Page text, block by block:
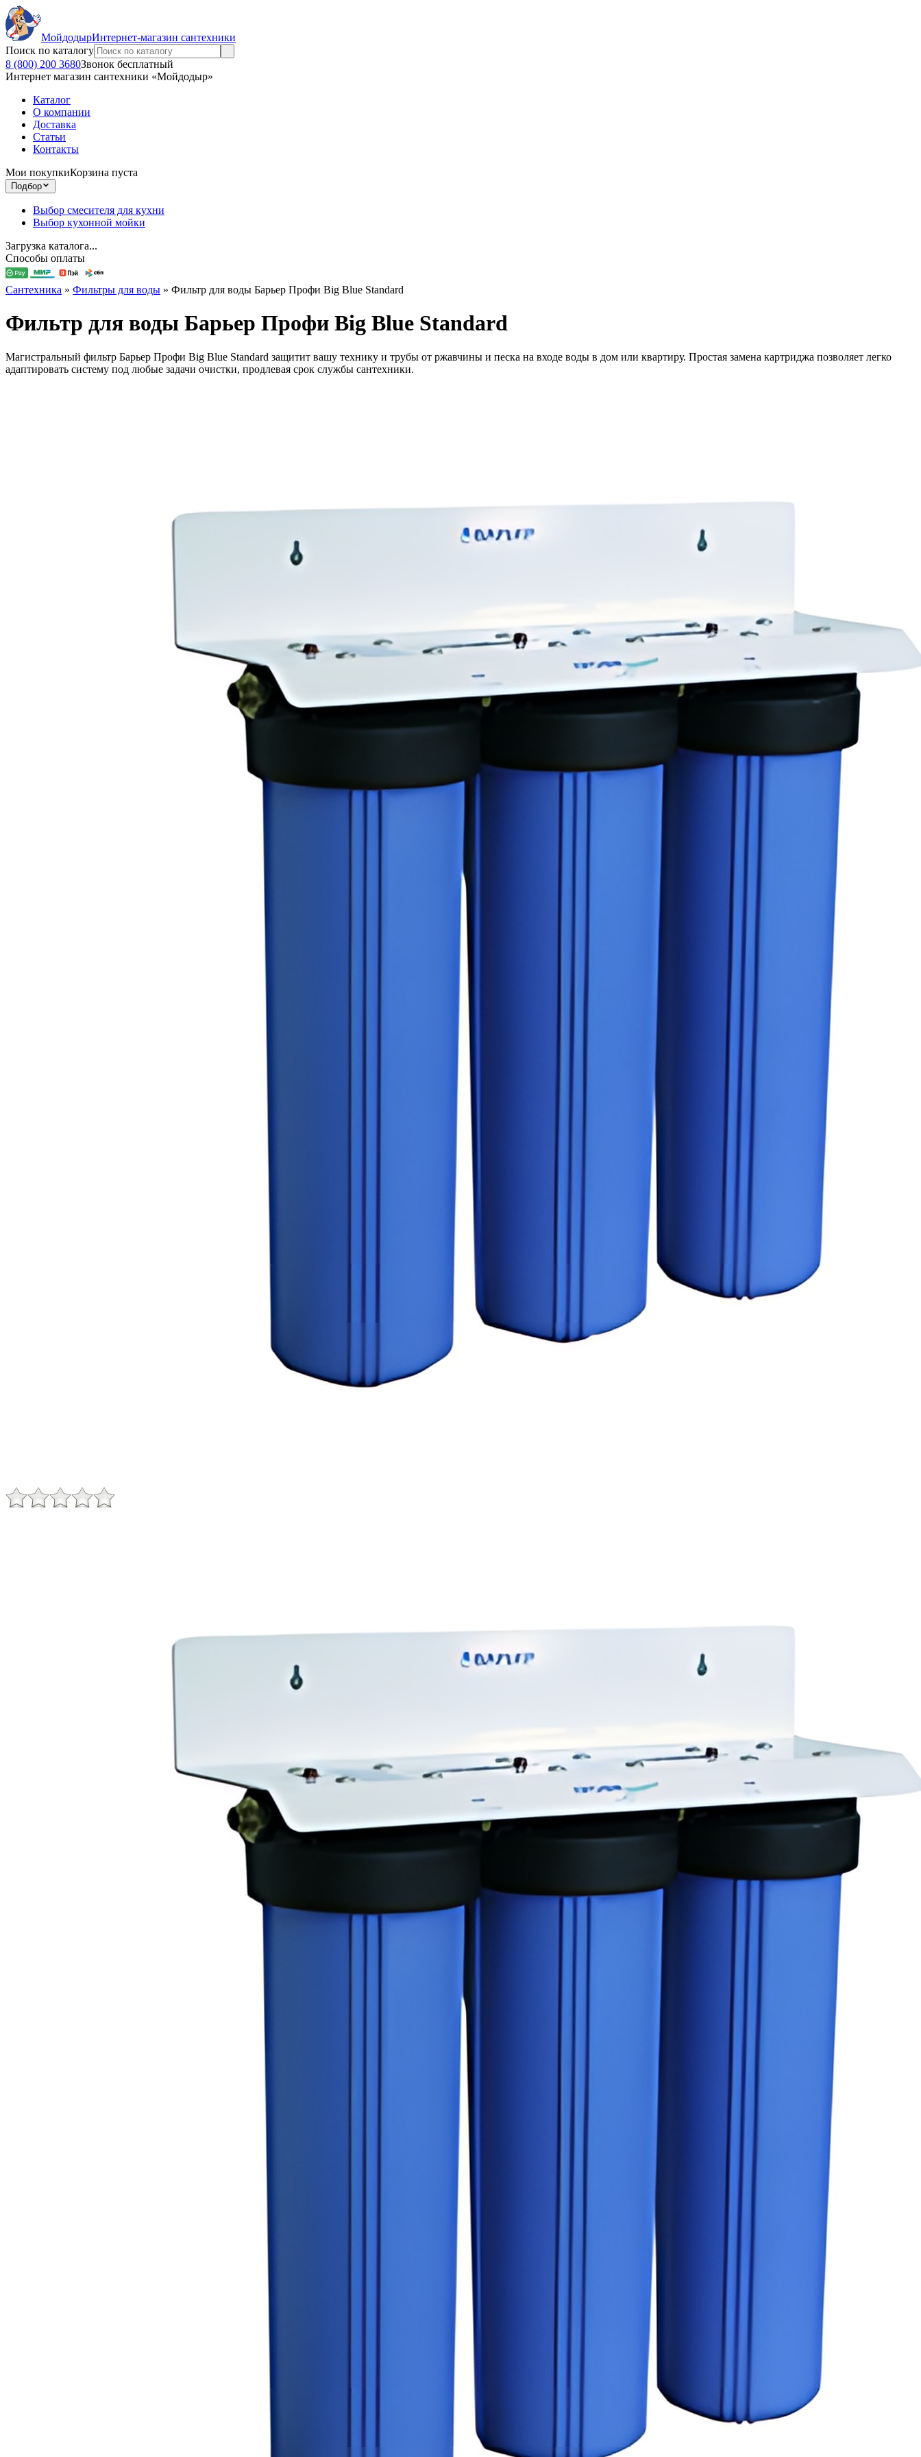
МойдодырИнтернет-магазин сантехники
Поиск по каталогу
8 (800) 200 3680Звонок бесплатный
Интернет магазин сантехники «Мойдодыр»
Каталог
О компании
Доставка
Статьи
Контакты
Мои покупкиКорзина пуста
Подбор
Выбор смесителя для кухни
Выбор кухонной мойки
Загрузка каталога...
Способы оплаты
Сантехника » Фильтры для воды » Фильтр для воды Барьер Профи Big Blue Standard
Фильтр для воды Барьер Профи Big Blue Standard
Магистральный фильтр Барьер Профи Big Blue Standard защитит вашу технику и трубы от ржавчины и песка на входе воды в дом или квартиру. Простая замена картриджа позволяет легко
адаптировать систему под любые задачи очистки, продлевая срок службы сантехники.